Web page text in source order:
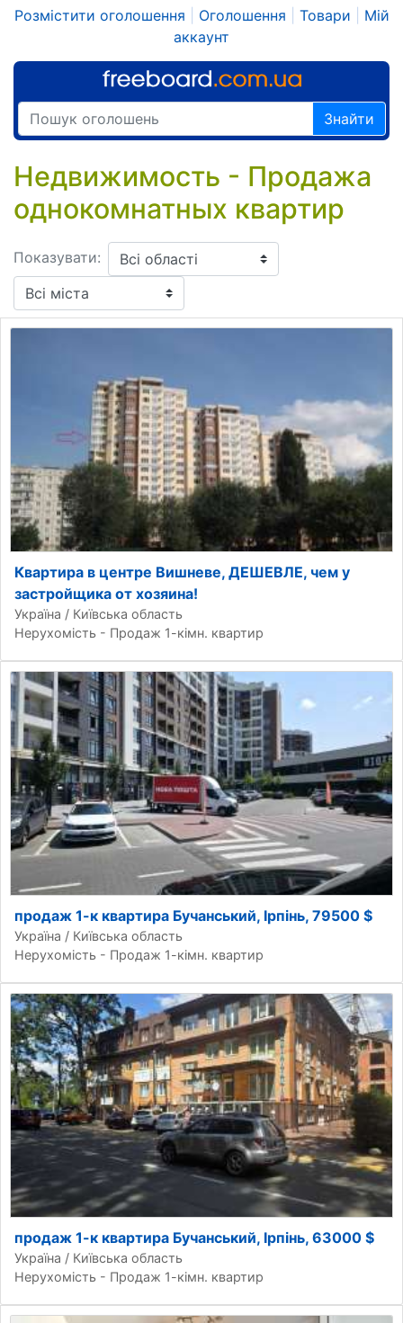
Розмістити оголошення Оголошення Товари
Мій
аккаунт
Знайти
Недвижимость - Продажа
однокомнатных квартир
Показувати:
Квартира в центре Вишневе, ДЕШЕВЛЕ, чем у
застройщика от хозяина!
Україна / Київська область
Нерухомість - Продаж 1-кімн. квартир
продаж 1-к квартира Бучанський, Ірпінь, 79500 $
Україна / Київська область
Нерухомість - Продаж 1-кімн. квартир
продаж 1-к квартира Бучанський, Ірпінь, 63000 $
Україна / Київська область
Нерухомість - Продаж 1-кімн. квартир